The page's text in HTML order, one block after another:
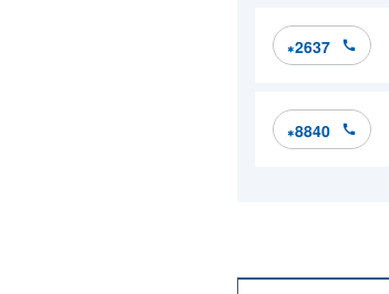
*2637
*8840